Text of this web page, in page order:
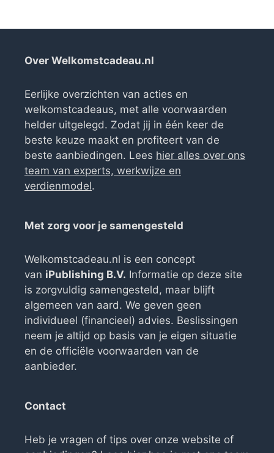
Over Welkomstcadeau.nl
Eerlijke overzichten van acties en
welkomstcadeaus, met alle voorwaarden
helder uitgelegd. Zodat jij in één keer de
beste keuze maakt en profiteert van de
beste aanbiedingen. Lees hier alles over ons
team van experts, werkwijze en
verdienmodel.
Met zorg voor je samengesteld
Welkomstcadeau.nl is een concept
van iPublishing B.V. Informatie op deze site
is zorgvuldig samengesteld, maar blijft
algemeen van aard. We geven geen
individueel (financieel) advies. Beslissingen
neem je altijd op basis van je eigen situatie
en de officiële voorwaarden van de
aanbieder.
Contact
Heb je vragen of tips over onze website of